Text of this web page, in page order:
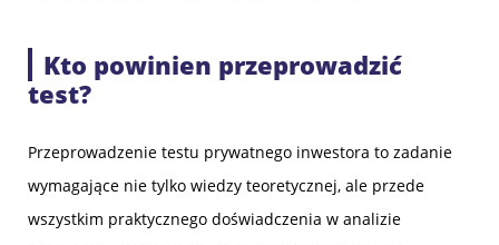
Kto powinien przeprowadzić
test?
Przeprowadzenie testu prywatnego inwestora to zadanie
wymagające nie tylko wiedzy teoretycznej, ale przede
wszystkim praktycznego doświadczenia w analizie